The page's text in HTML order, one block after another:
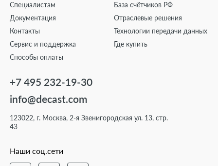
Специалистам
База счётчиков РФ
Документация
Отраслевые решения
Контакты
Технологии передачи данных
Сервис и поддержка
Где купить
Способы оплаты
+7 495 232-19-30
info@decast.com
123022, г. Москва, 2-я Звенигородская ул. 13, стр.
43
Наши соц.сети